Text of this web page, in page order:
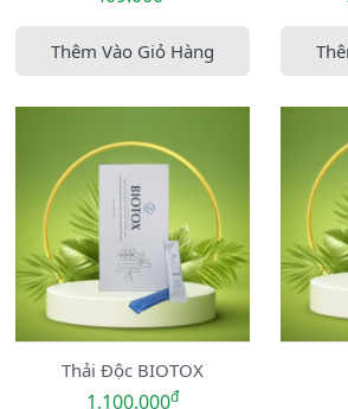
Thêm Vào Giỏ Hàng
Thải Độc BIOTOX
1.100.000đ